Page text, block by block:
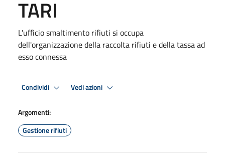
TARI
L'ufficio smaltimento rifiuti si occupa
dell'organizzazione della raccolta rifiuti e della tassa ad
esso connessa
Condividi Vedi azioni
Argomenti:
Gestione rifiuti